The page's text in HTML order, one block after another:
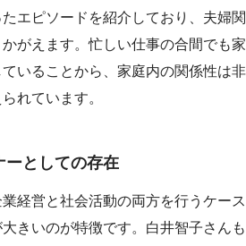
エピソードを紹介しており、夫婦関
がえます。忙しい仕事の合間でも家
いることから、家庭内の関係性は非
れています。
ーとしての存在
経営と社会活動の両方を行うケース
きいのが特徴です。白井智子さんも